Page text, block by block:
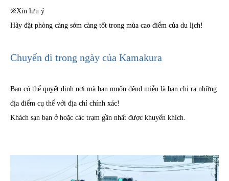
※Xin lưu ý
Hãy đặt phòng càng sớm càng tốt trong mùa cao điểm của du lịch!
Chuyến đi trong ngày của Kamakura
Bạn có thể quyết định nơi mà bạn muốn dênd miễn là bạn chỉ ra những
địa điểm cụ thể với địa chỉ chính xác!
Khách sạn bạn ở hoặc các trạm gần nhất được khuyến khích.